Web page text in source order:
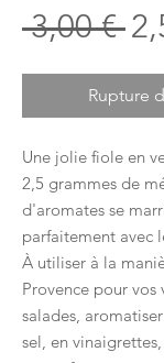
3,00 €
Rupture
Une jolie fiole en
2,5 grammes de
d'aromates se
parfaitement avec
À utiliser à la
Provence pour vos
salades,
sel, en